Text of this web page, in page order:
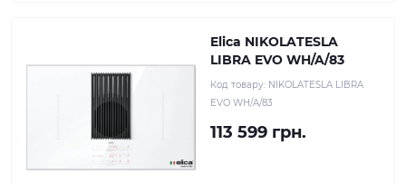
Elica NIKOLATESLA
LIBRA EVO WH/A/83
Код товару: NIKOLATESLA LIBRA
EVO WH/A/83
113 599 грн.